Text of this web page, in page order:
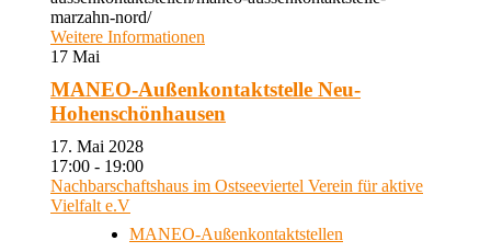
marzahn-nord/
Weitere Informationen
17 Mai
MANEO-Außenkontaktstelle Neu-
Hohenschönhausen
17. Mai 2028
17:00 - 19:00
Nachbarschaftshaus im Ostseeviertel Verein für aktive
Vielfalt e.V
MANEO-Außenkontaktstellen